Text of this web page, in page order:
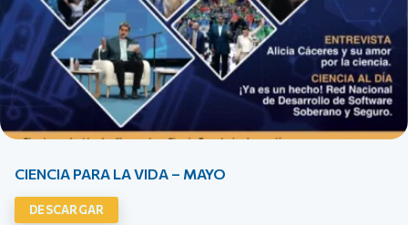
CIENCIA PARA LA VIDA – MAYO
DESCARGAR